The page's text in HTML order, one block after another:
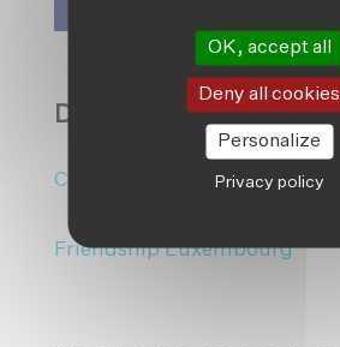
DISCOVER MORE ON:
Colours of the Chars
Friendship Luxembourg
OK, accept all
Deny all cookies
Personalize
Privacy policy